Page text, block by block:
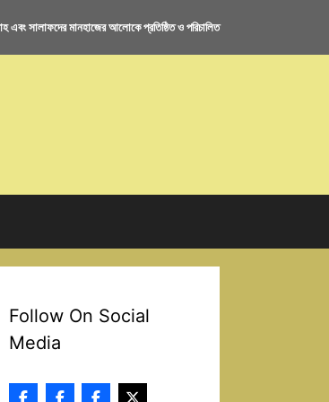
সালাফদের মানহাজের আলোকে প্রতিষ্ঠিত ও পরিচালিত
Follow On Social
Media